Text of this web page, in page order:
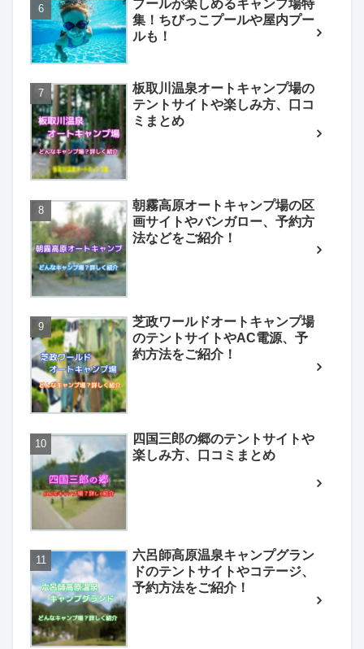
プールが楽しめるキャンプ場特
集！ちびっこプールや屋内プー
ルも！
板取川温泉オートキャンプ場の
テントサイトや楽しみ方、口コ
ミまとめ
朝霧高原オートキャンプ場の区
画サイトやバンガロー、予約方
法などをご紹介！
芝政ワールドオートキャンプ場
のテントサイトやAC電源、予
約方法をご紹介！
四国三郎の郷のテントサイトや
楽しみ方、口コミまとめ
六呂師高原温泉キャンプグラン
ドのテントサイトやコテージ、
予約方法をご紹介！